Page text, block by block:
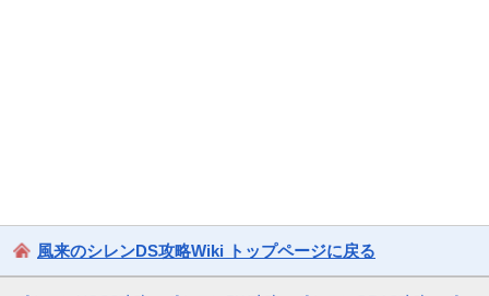
風来のシレンDS攻略Wiki トップページに戻る